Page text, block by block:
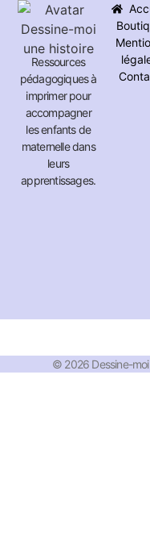
Ressources
pédagogiques à
imprimer pour
accompagner
les enfants de
maternelle dans
leurs
apprentissages.
© 2026 Dessine-moi